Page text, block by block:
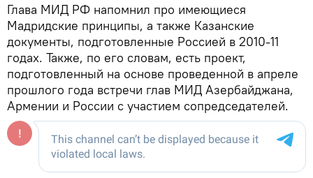
Глава МИД РФ напомнил про имеющиеся
Мадридские принципы, а также Казанские
документы, подготовленные Россией в 2010-11
годах. Также, по его словам, есть проект,
подготовленный на основе проведенной в апреле
прошлого года встречи глав МИД Азербайджана,
Армении и России с участием сопредседателей.